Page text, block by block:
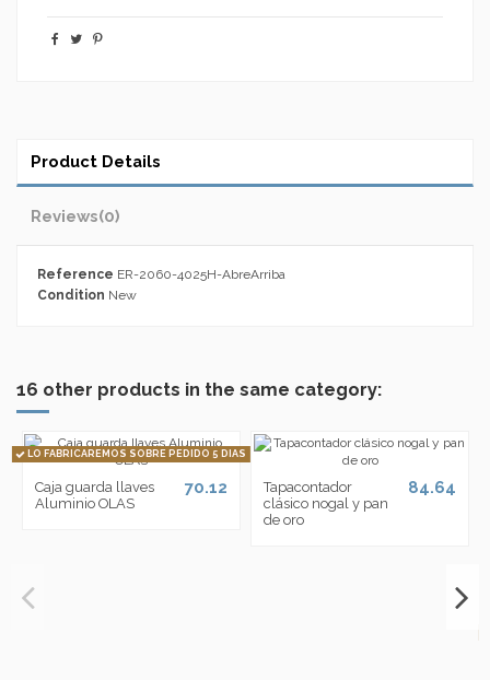
Product Details
Reviews(0)
Reference ER-2060-4025H-AbreArriba
Condition New
16 other products in the same category:
LO FABRICAREMOS SOBRE PEDIDO 5 DIAS
Caja guarda llaves
Aluminio OLAS
70.12
Tapacontador
clásico nogal y pan
de oro
84.64